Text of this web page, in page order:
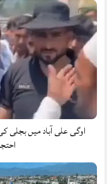
اوگی علی آباد میں بجلی